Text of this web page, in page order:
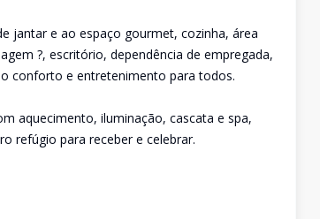
jantar e ao espaço gourmet, cozinha, área
?, escritório, dependência de empregada,
conforto e entretenimento para todos.
aquecimento, iluminação, cascata e spa,
refúgio para receber e celebrar.